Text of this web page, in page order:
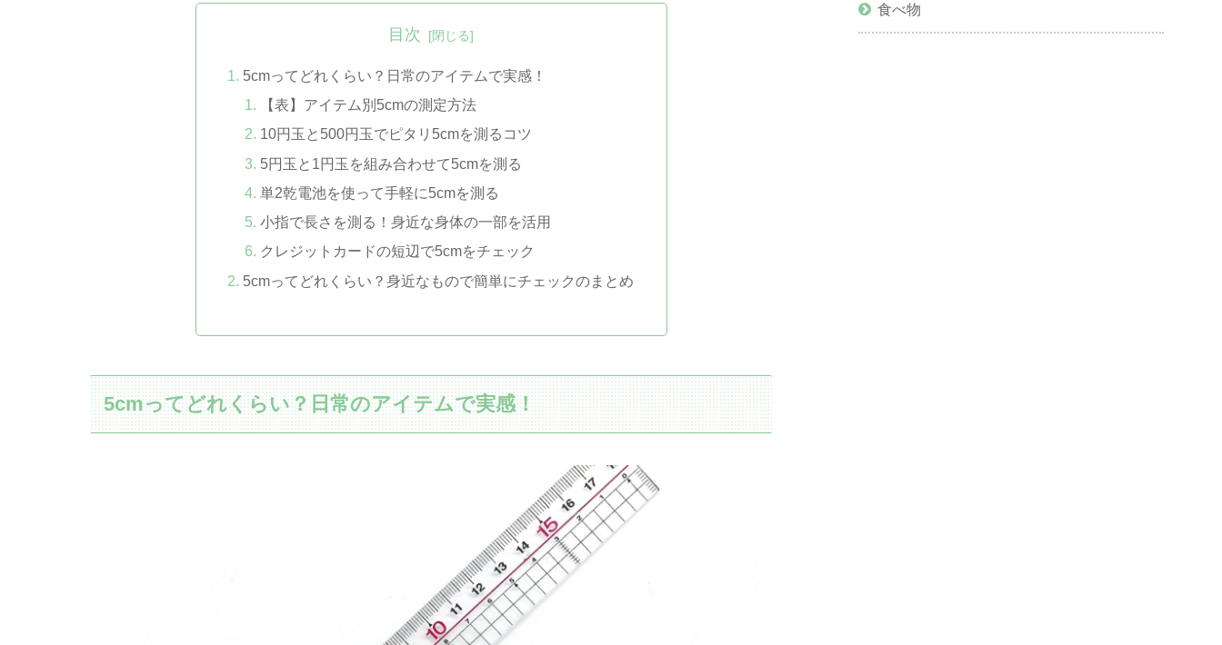
目次
5cmってどれくらい？日常のアイテムで実感！
【表】アイテム別5cmの測定方法
10円玉と500円玉でピタリ5cmを測るコツ
5円玉と1円玉を組み合わせて5cmを測る
単2乾電池を使って手軽に5cmを測る
小指で長さを測る！身近な身体の一部を活用
クレジットカードの短辺で5cmをチェック
5cmってどれくらい？身近なもので簡単にチェックのまとめ
5cmってどれくらい？日常のアイテムで実感！
食べ物